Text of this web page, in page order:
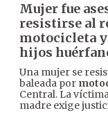
Mujer fue
resistirse al
motocicleta
hijos
Una mujer se
baleada por
Central. La
madre exige